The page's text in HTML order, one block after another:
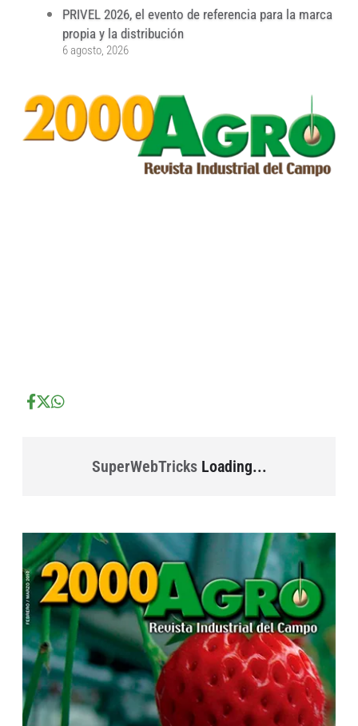
PRIVEL 2026, el evento de referencia para la marca
propia y la distribución
6 agosto, 2026
SuperWebTricksLoading...